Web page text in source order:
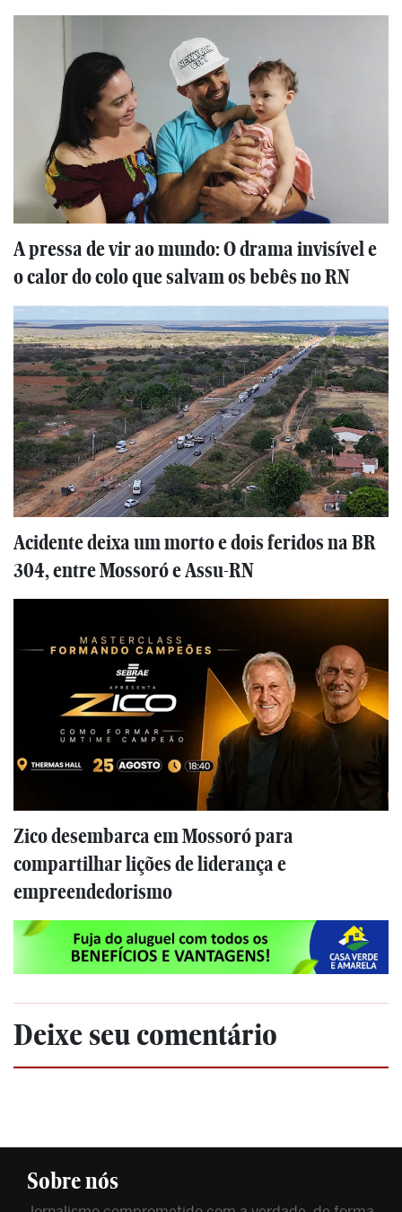
A pressa de vir ao mundo: O drama invisível e
o calor do colo que salvam os bebês no RN
Acidente deixa um morto e dois feridos na BR
304, entre Mossoró e Assu-RN
Zico desembarca em Mossoró para
compartilhar lições de liderança e
empreendedorismo
Deixe seu comentário
Sobre nós